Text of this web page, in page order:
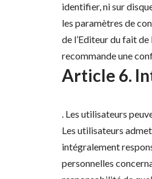
identifier, ni sur
les paramètres de
de l’Editeur du fait
recommande une
Article 6.
. Les utilisateurs
Les utilisateurs
intégralement
personnelles